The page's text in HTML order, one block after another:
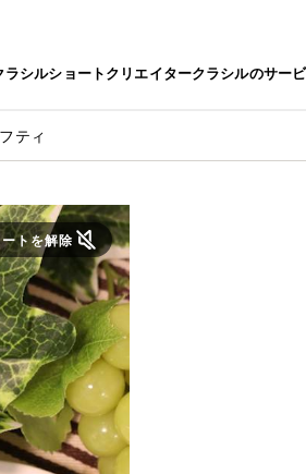
ラシルショートクリエイタークラシルのサー
ティ
ートを解除